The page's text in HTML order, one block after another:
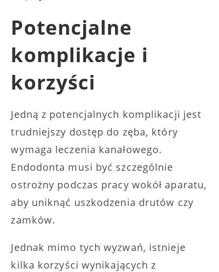
Potencjalne
komplikacje i
korzyści
Jedną z potencjalnych komplikacji jest
trudniejszy dostęp do zęba, który
wymaga leczenia kanałowego.
Endodonta musi być szczególnie
ostrożny podczas pracy wokół aparatu,
aby uniknąć uszkodzenia drutów czy
zamków.
Jednak mimo tych wyzwań, istnieje
kilka korzyści wynikających z